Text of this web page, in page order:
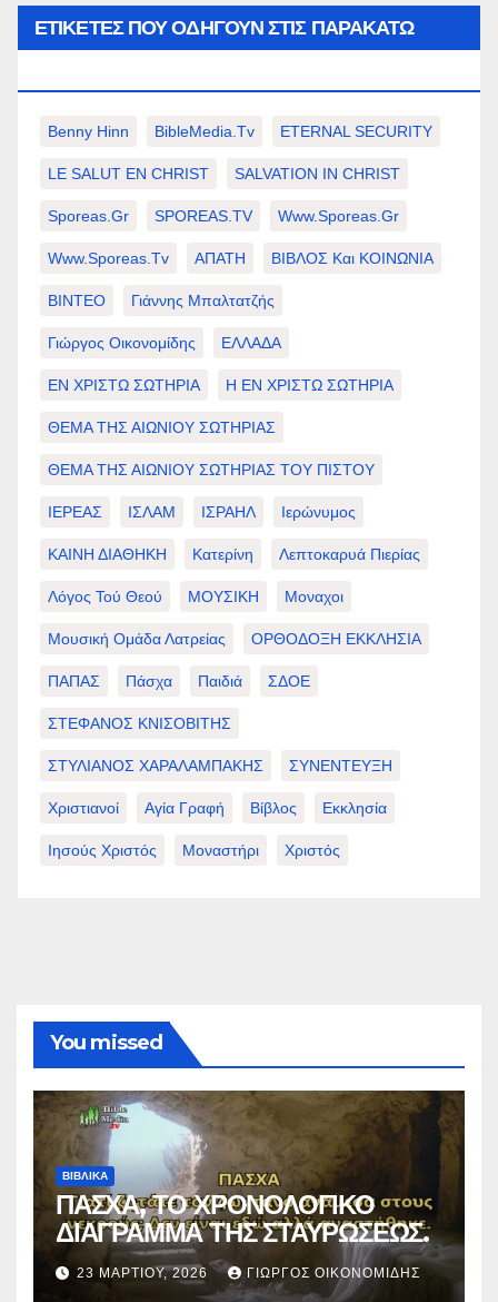
ΕΤΙΚΈΤΕΣ ΠΟΥ ΟΔΗΓΟΎΝ ΣΤΙΣ ΠΑΡΑΚΆΤΩ
Benny Hinn BibleMedia.tv ETERNAL SECURITY
LE SALUT EN CHRIST SALVATION IN CHRIST
Sporeas.gr SPOREAS.TV Www.sporeas.gr
Www.sporeas.tv ΑΠΑΤΗ ΒΙΒΛΟΣ Και ΚΟΙΝΩΝΙΑ
ΒΙΝΤΕΟ Γιάννης Μπαλτατζής
Γιώργος Οικονομίδης ΕΛΛΑΔΑ
ΕΝ ΧΡΙΣΤΩ ΣΩΤΗΡΙΑ Η ΕΝ ΧΡΙΣΤΩ ΣΩΤΗΡΙΑ
ΘΕΜΑ ΤΗΣ ΑΙΩΝΙΟΥ ΣΩΤΗΡΙΑΣ
ΘΕΜΑ ΤΗΣ ΑΙΩΝΙΟΥ ΣΩΤΗΡΙΑΣ ΤΟΥ ΠΙΣΤΟΥ
ΙΕΡΕΑΣ ΙΣΛΑΜ ΙΣΡΑΗΛ Ιερώνυμος
ΚΑΙΝΗ ΔΙΑΘΗΚΗ Κατερίνη Λεπτοκαρυά Πιερίας
Λόγος Τού Θεού ΜΟΥΣΙΚΗ Μοναχοι
Μουσική Ομάδα Λατρείας ΟΡΘΟΔΟΞΗ ΕΚΚΛΗΣΙΑ
ΠΑΠΑΣ Πάσχα Παιδιά ΣΔΟΕ
ΣΤΕΦΑΝΟΣ ΚΝΙΣΟΒΙΤΗΣ
ΣΤΥΛΙΑΝΟΣ ΧΑΡΑΛΑΜΠΑΚΗΣ ΣΥΝΕΝΤΕΥΞΗ
Χριστιανοί Αγία Γραφή Βίβλος Εκκλησία
Ιησούς Χριστός Μοναστήρι Χριστός
You missed
ΒΙΒΛΙΚΑ
ΠΑΣΧΑ, ΤΟ ΧΡΟΝΟΛΟΓΙΚΟ
ΔΙΑΓΡΑΜΜΑ ΤΗΣ ΣΤΑΥΡΩΣΕΩΣ.
23 ΜΑΡΤΊΟΥ, 2026 ΓΙΏΡΓΟΣ ΟΙΚΟΝΟΜΊΔΗΣ